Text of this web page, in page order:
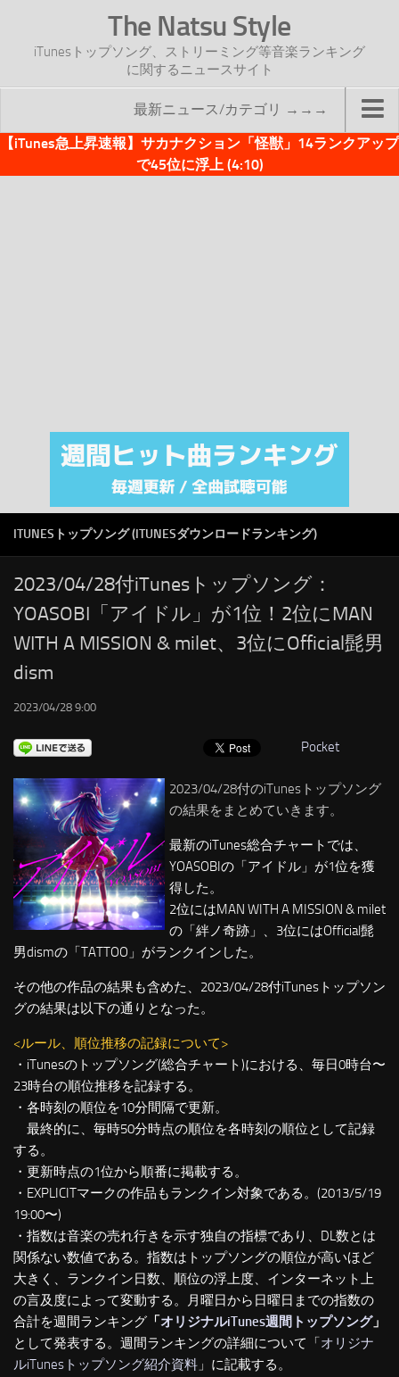
The Natsu Style
iTunesトップソング、ストリーミング等音楽ランキング
に関するニュースサイト
最新ニュース/カテゴリ →→→
TOP
注目カテゴリ
オリジナルiTunes週間トップソング
RSS
LINKS
【iTunes急上昇速報】サカナクション「怪獣」14ランクアップ
で45位に浮上 (4:10)
ITUNESトップソング (ITUNESダウンロードランキング)
2023/04/28付iTunesトップソング：
YOASOBI「アイドル」が1位！2位にMAN
WITH A MISSION & milet、3位にOfficial髭男
dism
2023/04/28 9:00
Pocket
2023/04/28付のiTunesトップソング
の結果をまとめていきます。
最新のiTunes総合チャートでは、
YOASOBIの「アイドル」が1位を獲
得した。
2位にはMAN WITH A MISSION & milet
の「絆ノ奇跡」、3位にはOfficial髭
男dismの「TATTOO」がランクインした。
その他の作品の結果も含めた、2023/04/28付iTunesトップソン
グの結果は以下の通りとなった。
<ルール、順位推移の記録について>
・iTunesのトップソング(総合チャート)における、毎日0時台〜
23時台の順位推移を記録する。
・各時刻の順位を10分間隔で更新。
最終的に、毎時50分時点の順位を各時刻の順位として記録
する。
・更新時点の1位から順番に掲載する。
・EXPLICITマークの作品もランクイン対象である。(2013/5/19
19:00〜)
・指数は音楽の売れ行きを示す独自の指標であり、DL数とは
関係ない数値である。指数はトップソングの順位が高いほど
大きく、ランクイン日数、順位の浮上度、インターネット上
の言及度によって変動する。月曜日から日曜日までの指数の
合計を週間ランキング 「オリジナルiTunes週間トップソング」
として発表する。週間ランキングの詳細について「オリジナ
ルiTunesトップソング紹介資料 」に記載する。